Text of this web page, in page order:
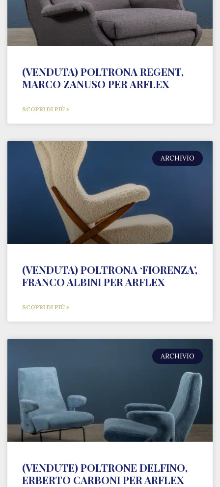
(VENDUTA) POLTRONA REGENT,
MARCO ZANUSO PER ARFLEX
SCOPRI DI PIÙ »
ARCHIVIO
(VENDUTA) POLTRONA ‘FIORENZA’,
FRANCO ALBINI PER ARFLEX
SCOPRI DI PIÙ »
ARCHIVIO
(VENDUTE) POLTRONE DELFINO,
ERBERTO CARBONI PER ARFLEX